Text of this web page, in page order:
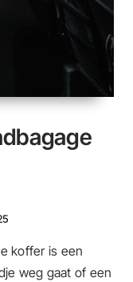
koffer is een
weg gaat of een